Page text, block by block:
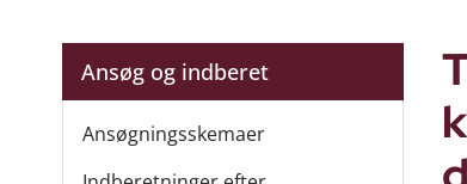
Ansøg og indberet
Ansøgningsskemaer